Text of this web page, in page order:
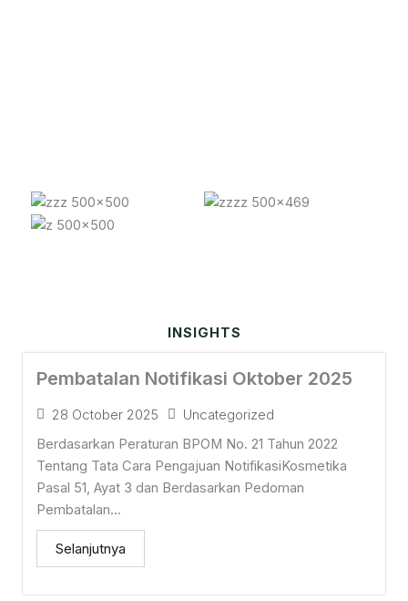
INSIGHTS
Pembatalan Notifikasi Oktober 2025
28 October 2025 Uncategorized
Berdasarkan Peraturan BPOM No. 21 Tahun 2022
Tentang Tata Cara Pengajuan NotifikasiKosmetika
Pasal 51, Ayat 3 dan Berdasarkan Pedoman
Pembatalan...
Selanjutnya